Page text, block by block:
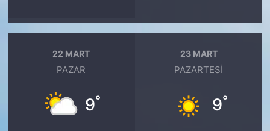
22 MART
PAZAR
9°
23 MART
PAZARTESI
9°